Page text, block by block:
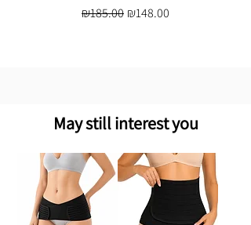
Regular Price
₪185.00 Sale Price
₪148.00
May still interest you